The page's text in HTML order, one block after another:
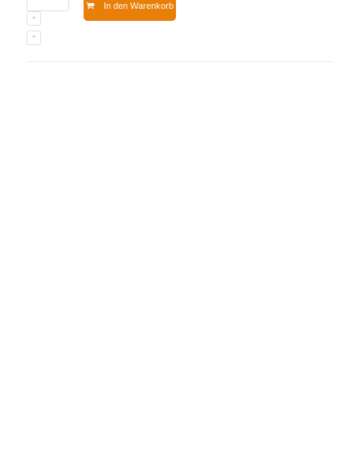
In den Warenkorb